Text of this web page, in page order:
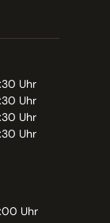
Uhr
Uhr
Uhr
Uhr
Uhr